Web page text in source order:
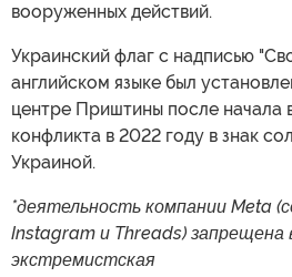
вооруженных действий.
Украинский флаг с надписью
английском языке был
центре Приштины после начала
конфликта в 2022 году в знак
Украиной.
*деятельность компании Meta
Instagram и Threads) запрещена
экстремистская